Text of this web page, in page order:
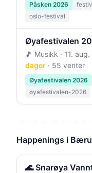
Påsken 2026
oslo-festival
Øyafestivalen
🎵 Musikk · 11.
dager · 55 venter
Øyafestivalen 2026
øyafestivalen-2026
Happenings i
🌊 Snarøya